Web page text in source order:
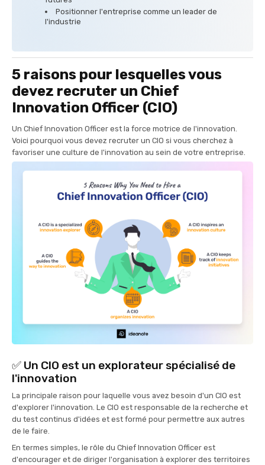
Positionner l'entreprise comme un leader de
l'industrie
5 raisons pour lesquelles vous
devez recruter un Chief
Innovation Officer (CIO)
Un Chief Innovation Officer est la force motrice de l'innovation.
Voici pourquoi vous devez recruter un CIO si vous cherchez à
favoriser une culture de l'innovation au sein de votre entreprise.
✅ Un CIO est un explorateur spécialisé de
l'innovation
La principale raison pour laquelle vous avez besoin d'un CIO est
d'explorer l'innovation. Le CIO est responsable de la recherche et
du test continus d'idées et est formé pour permettre aux autres
de le faire.
En termes simples, le rôle du Chief Innovation Officer est
d'encourager et de diriger l'organisation à explorer des territoires